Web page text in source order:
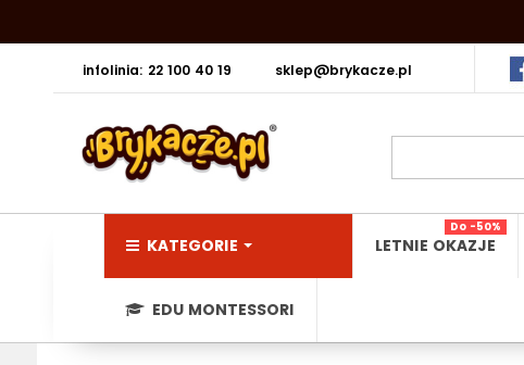
infolinia: 22 100 40 19 sklep@brykacze.pl
KATEGORIE LETNIE OKAZJE
Do -50%
EDU MONTESSORI